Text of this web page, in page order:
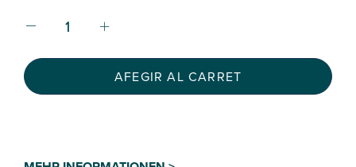
AFEGIR AL CARRET